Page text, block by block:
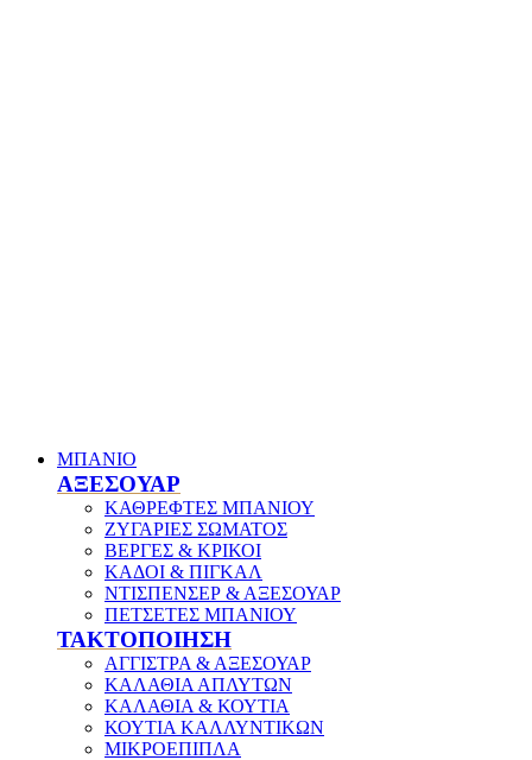
ΜΠΑΝΙΟ
ΑΞΕΣΟΥΑΡ
ΚΑΘΡΕΦΤΕΣ ΜΠΑΝΙΟΥ
ΖΥΓΑΡΙΕΣ ΣΩΜΑΤΟΣ
ΒΕΡΓΕΣ & ΚΡΙΚΟΙ
ΚΑΔΟΙ & ΠΙΓΚΑΛ
ΝΤΙΣΠΕΝΣΕΡ & ΑΞΕΣΟΥΑΡ
ΠΕΤΣΕΤΕΣ ΜΠΑΝΙΟΥ
ΤΑΚΤΟΠΟΙΗΣΗ
ΑΓΓΙΣΤΡΑ & ΑΞΕΣΟΥΑΡ
ΚΑΛΑΘΙΑ ΑΠΛΥΤΩΝ
ΚΑΛΑΘΙΑ & ΚΟΥΤΙΑ
ΚΟΥΤΙΑ ΚΑΛΛΥΝΤΙΚΩΝ
ΜΙΚΡΟΕΠΙΠΛΑ